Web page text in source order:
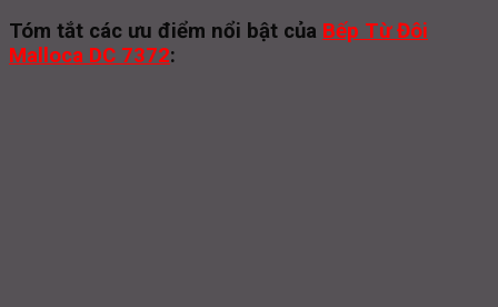
Tóm tắt các ưu điểm nổi bật của Bếp Từ Đôi
Malloca DC 7372: